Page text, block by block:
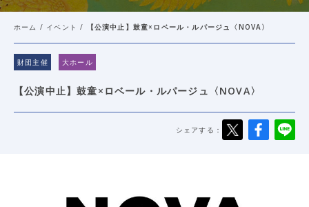
ホーム / イベント / 【公演中止】鼓童×ロベール・ルパージュ〈NOVA〉
財団主催 大ホール
【公演中止】鼓童×ロベール・ルパージュ〈NOVA〉
シェアする：